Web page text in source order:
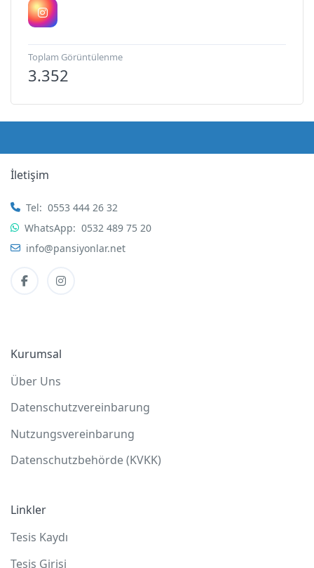
Toplam Görüntülenme
3.352
İletişim
Tel: 0553 444 26 32
WhatsApp: 0532 489 75 20
info@pansiyonlar.net
Kurumsal
Über Uns
Datenschutzvereinbarung
Nutzungsvereinbarung
Datenschutzbehörde (KVKK)
Linkler
Tesis Kaydı
Tesis Girişi